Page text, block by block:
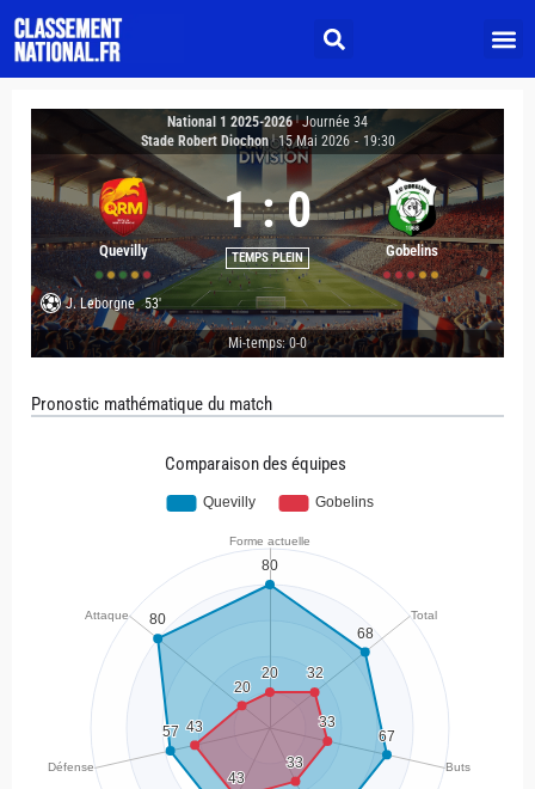
National 1 2025-2026 | Journée 34
Stade Robert Diochon 15 Mai 2026 - 19:30
Quevilly
1 : 0
TEMPS PLEIN Gobelins
J. Leborgne 53'
Mi-temps: 0-0
Pronostic mathématique du match
Comparaison des équipes